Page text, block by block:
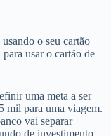
o seu cartão
usar o cartão de
uma meta a ser
mil para uma viagem.
vai separar
de investimento